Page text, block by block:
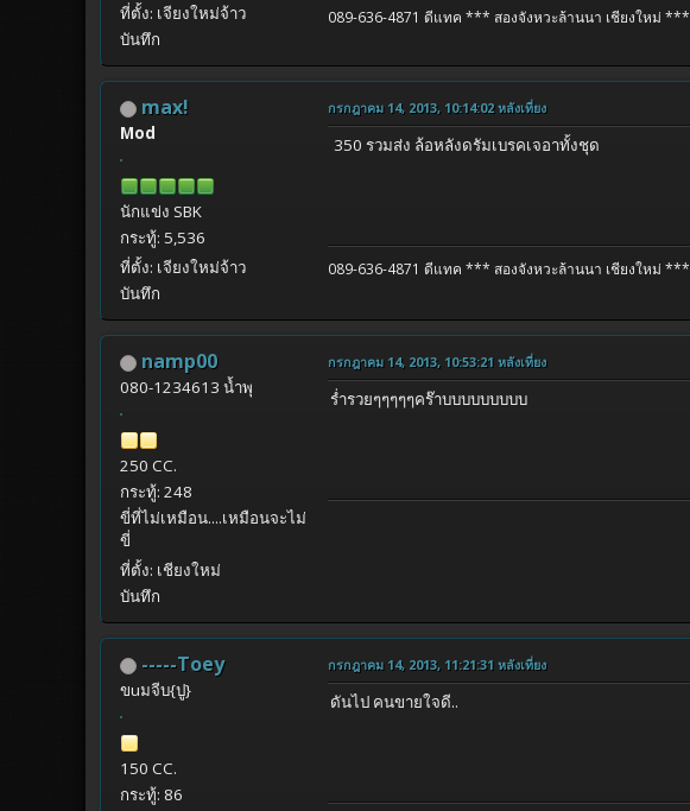
ที่ตั้ง: เจียงใหม่จ้าว
บันทึก
089-636-4871 ดีแทค *** สองจังหวะล้านนา เชียงใหม่ ***
max!
Mod
นักแข่ง SBK
กระทู้: 5,536
ที่ตั้ง: เจียงใหม่จ้าว
บันทึก
กรกฎาคม 14, 2013, 10:14:02 หลังเที่ยง
350 รวมส่ง ล้อหลังดรัมเบรคเจอาทั้งชุด
089-636-4871 ดีแทค *** สองจังหวะล้านนา เชียงใหม่ ***
namp00
080-1234613 น้ำพุ
250 CC.
กระทู้: 248
ขี่ที่ไม่เหมือน....เหมือนจะไม่
ขี่
ที่ตั้ง: เชียงใหม่
บันทึก
กรกฎาคม 14, 2013, 10:53:21 หลังเที่ยง
ร่ำรวยๆๆๆๆๆคร๊าบบบบบบบบบ
-----Toey
ขuมจีบ{ปู}
150 CC.
กระทู้: 86
กรกฎาคม 14, 2013, 11:21:31 หลังเที่ยง
ดันไป คนขายใจดี..